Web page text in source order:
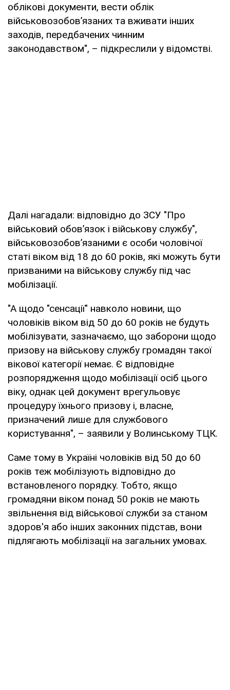
облікові документи, вести облік
військовозобов’язаних та вживати інших
заходів, передбачених чинним
законодавством", – підкреслили у відомстві.
Далі нагадали: відповідно до ЗСУ "Про
військовий обов’язок і військову службу",
військовозобов’язаними є особи чоловічої
статі віком від 18 до 60 років, які можуть бути
призваними на військову службу під час
мобілізації.
"А щодо "сенсації" навколо новини, що
чоловіків віком від 50 до 60 років не будуть
мобілізувати, зазначаємо, що заборони щодо
призову на військову службу громадян такої
вікової категорії немає. Є відповідне
розпорядження щодо мобілізації осіб цього
віку, однак цей документ врегульовує
процедуру їхнього призову і, власне,
призначений лише для службового
користування", – заявили у Волинському ТЦК.
Саме тому в Україні чоловіків від 50 до 60
років теж мобілізують відповідно до
встановленого порядку. Тобто, якщо
громадяни віком понад 50 років не мають
звільнення від військової служби за станом
здоров'я або інших законних підстав, вони
підлягають мобілізації на загальних умовах.